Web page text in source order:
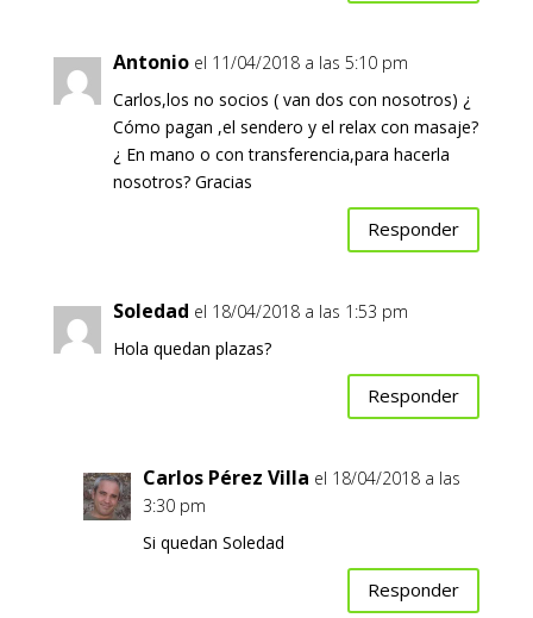
Antonio el 11/04/2018 a las 5:10 pm
Carlos,los no socios ( van dos con nosotros) ¿
Cómo pagan ,el sendero y el relax con masaje?
¿ En mano o con transferencia,para hacerla
nosotros? Gracias
Responder
Soledad el 18/04/2018 a las 1:53 pm
Hola quedan plazas?
Responder
Carlos Pérez Villa el 18/04/2018 a las
3:30 pm
Si quedan Soledad
Responder